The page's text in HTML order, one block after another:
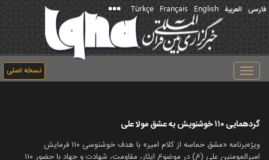
فارسی العربیة English
Français
Türkçe
نسخه اصلی
Toggle
navigation
گردهمایی ۱۱۰ خوشنویش به عشق مولا علی
ویژه‌برنامه «مشق حماسه از کلام امیر» با هدف خوشنوسی ۱۱۰ فرمایش
امیرالمومنین علی (ع) در موضوع ایثار، مقاومت، شهادت و جهاد با حضور ۱۱۰